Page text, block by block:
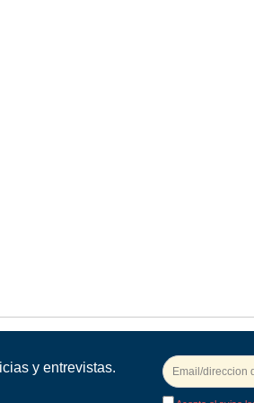
y entrevistas.